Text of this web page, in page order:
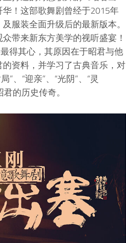
！这部歌舞剧曾经于2015年
服装全面升级后的最新版本。
带来新东方美学的视听盛宴！
得其心，其原因在于昭君与他
资料，并学习了古典音乐，对
、“迎亲”、“光阴”、“灵
的历史传奇。